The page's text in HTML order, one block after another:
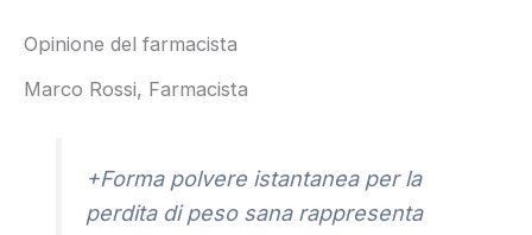
Opinione del farmacista
Marco Rossi, Farmacista
+Forma polvere istantanea per la
perdita di peso sana rappresenta